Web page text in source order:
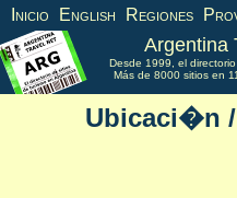
Inicio English Regiones
Argentina
Desde 1999, el
Más de 8000 sitios en
Ubicaci�n